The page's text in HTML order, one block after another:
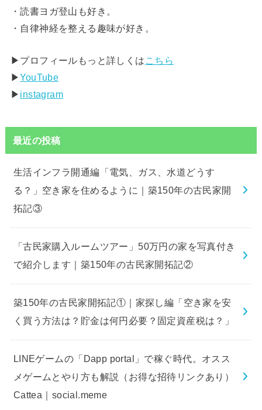
・読書ヨガ登山も好き。
・自律神経を整える趣味が好き。
▶︎プロフィールもっと詳しくは こちら
▶︎YouTube
▶︎ instagram
最近の投稿
生活インフラ開通編「電気、ガス、水道どうす
る？」空き家を住めるように｜築150年の古民家開
拓記③
「古民家購入ルームツアー」50万円の家を写真付き
で紹介します｜築150年の古民家開拓記②
築150年の古民家開拓記①｜家探し編「空き家を安
く買う方法は？貯金は何円必要？固定資産税は？」
LINEゲームの「Dapp portal」で稼ぐ時代。オスス
メゲームとやり方も解説（お得な招待リンクあり）
Cattea｜social.meme